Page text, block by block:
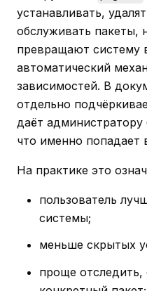
устанавливать,
обслуживать пакеты,
превращают систему
автоматический
зависимостей. В
отдельно
даёт
что именно попадает
На практике это
пользователь
системы;
меньше скрытых
проще отследить,